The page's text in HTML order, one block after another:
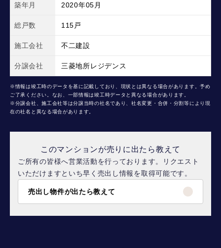
築年月 2020年05月
総戸数 115戸
施工会社 不二建設
分譲会社 三菱地所レジデンス
※情報は竣工時のデータを基に記載しており、現状とは異なる場合があります。予め
ご了承ください。なお、一部情報は竣工時データと異なる場合があります。
※分譲会社、施工会社等は分譲当時の社名であり、社名変更・合併・分割等により現
在の社名と異なる場合があります。
このマンションが売りに出たら教えて
ご所有の皆様へ営業活動を行っております。リクエスト
いただけますといち早く売出し情報を取得可能です。
売出し物件が出たら教えて